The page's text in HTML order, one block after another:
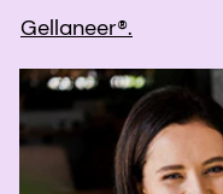
Gellaneer®.